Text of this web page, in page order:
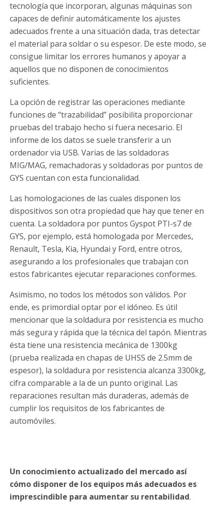
tecnología que incorporan, algunas máquinas son
capaces de definir automáticamente los ajustes
adecuados frente a una situación dada, tras detectar
el material para soldar o su espesor. De este modo, se
consigue limitar los errores humanos y apoyar a
aquellos que no disponen de conocimientos
suficientes.
La opción de registrar las operaciones mediante
funciones de “trazabilidad” posibilita proporcionar
pruebas del trabajo hecho si fuera necesario. El
informe de los datos se suele transferir a un
ordenador via USB. Varias de las soldadoras
MIG/MAG, remachadoras y soldadoras por puntos de
GYS cuentan con esta funcionalidad.
Las homologaciones de las cuales disponen los
dispositivos son otra propiedad que hay que tener en
cuenta. La soldadora por puntos Gyspot PTI-s7 de
GYS, por ejemplo, está homologada por Mercedes,
Renault, Tesla, Kia, Hyundai y Ford, entre otros,
asegurando a los profesionales que trabajan con
estos fabricantes ejecutar reparaciones conformes.
Asimismo, no todos los métodos son válidos. Por
ende, es primordial optar por el idóneo. Es útil
mencionar que la soldadura por resistencia es mucho
más segura y rápida que la técnica del tapón. Mientras
ésta tiene una resistencia mecánica de 1300kg
(prueba realizada en chapas de UHSS de 2.5mm de
espesor), la soldadura por resistencia alcanza 3300kg,
cifra comparable a la de un punto original. Las
reparaciones resultan más duraderas, además de
cumplir los requisitos de los fabricantes de
automóviles.
Un conocimiento actualizado del mercado así
cómo disponer de los equipos más adecuados es
imprescindible para aumentar su rentabilidad.